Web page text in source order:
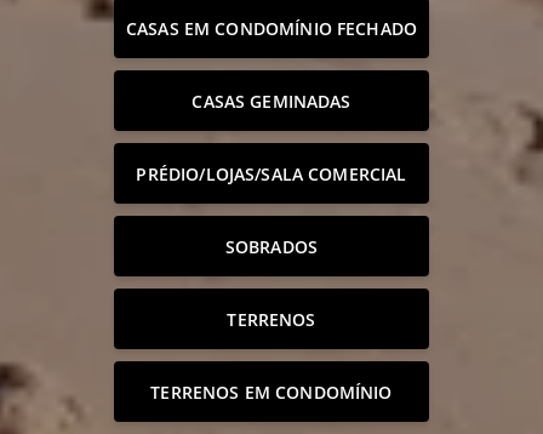
CASAS EM CONDOMÍNIO FECHADO
CASAS GEMINADAS
PRÉDIO/LOJAS/SALA COMERCIAL
SOBRADOS
TERRENOS
TERRENOS EM CONDOMÍNIO